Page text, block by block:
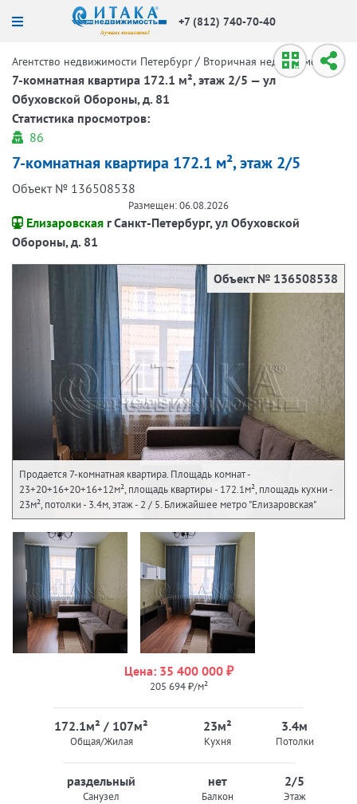
+7 (812) 740-70-40
Агентство недвижимости Петербург / Вторичная недвижимость /
7-комнатная квартира 172.1 м², этаж 2/5 — ул
Обуховской Обороны, д. 81
Статистика просмотров:
86
7-комнатная квартира 172.1 м², этаж 2/5
Объект № 136508538
Размещен: 06.08.2026
Елизаровская г Санкт-Петербург, ул Обуховской
Обороны, д. 81
Объект № 136508538
Продается 7-комнатная квартира. Площадь комнат -
23+20+16+20+16+12м², площадь квартиры - 172.1м², площадь кухни -
23м², потолки - 3.4м, этаж - 2 / 5. Ближайшее метро "Елизаровская"
Цена: 35 400 000 ₽
205 694 ₽/м²
172.1м² / 107м²
Общая/Жилая
23м²
Кухня
3.4м
Потолки
раздельный
Санузел
нет
Балкон
2/5
Этаж